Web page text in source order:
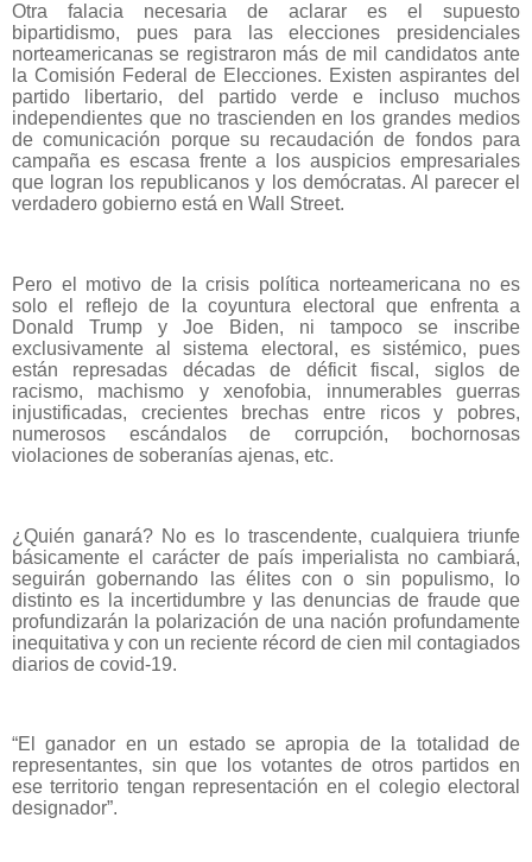
Otra falacia necesaria de aclarar es el supuesto
bipartidismo, pues para las elecciones presidenciales
norteamericanas se registraron más de mil candidatos ante
la Comisión Federal de Elecciones. Existen aspirantes del
partido libertario, del partido verde e incluso muchos
independientes que no trascienden en los grandes medios
de comunicación porque su recaudación de fondos para
campaña es escasa frente a los auspicios empresariales
que logran los republicanos y los demócratas. Al parecer el
verdadero gobierno está en Wall Street.
Pero el motivo de la crisis política norteamericana no es
solo el reflejo de la coyuntura electoral que enfrenta a
Donald Trump y Joe Biden, ni tampoco se inscribe
exclusivamente al sistema electoral, es sistémico, pues
están represadas décadas de déficit fiscal, siglos de
racismo, machismo y xenofobia, innumerables guerras
injustificadas, crecientes brechas entre ricos y pobres,
numerosos escándalos de corrupción, bochornosas
violaciones de soberanías ajenas, etc.
¿Quién ganará? No es lo trascendente, cualquiera triunfe
básicamente el carácter de país imperialista no cambiará,
seguirán gobernando las élites con o sin populismo, lo
distinto es la incertidumbre y las denuncias de fraude que
profundizarán la polarización de una nación profundamente
inequitativa y con un reciente récord de cien mil contagiados
diarios de covid-19.
“El ganador en un estado se apropia de la totalidad de
representantes, sin que los votantes de otros partidos en
ese territorio tengan representación en el colegio electoral
designador”.